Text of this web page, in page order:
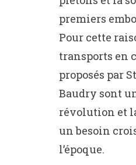
premiers
Pour cette
transports en
proposés par
Baudry sont
révolution et
un besoin
l’époque.